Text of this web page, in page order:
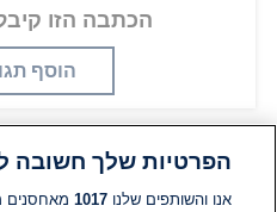
הכתבה הזו קיבלה 0
הוסף
תגובות
הפרטיות שלך חשובה
אנו והשותפים שלנו1017 מאחסנים